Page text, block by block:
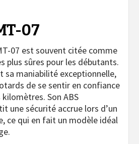
07
07 est souvent citée comme
plus sûres pour les débutants.
sa maniabilité exceptionnelle,
de se sentir en confiance
Son ABS
une sécurité accrue lors d’un
ce qui en fait un modèle idéal